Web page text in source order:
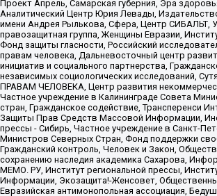
Проект Апрель, Самарская губерния, Эра
Аналитический Центр Юрия Левады,
имени Андрея Рылькова, Сфера, Центр СИБАЛЬТ,
правозащитная группа, Женщины Евразии,
Фонд защиты гласности, Российский
правам человека, Дальневосточный центр
инициатив и социального партнерства,
независимых социологических исследований,
ПРАВАМ ЧЕЛОВЕКА, Центр развития
Частное учреждение в Калининграде Совета
стран, Гражданское содействие, Трансперенси
Защиты Прав Средств Массовой Информации,
прессы - Сибирь, Частное учреждение в Санкт-
Министров Северных Стран, Фонд поддержки
Гражданский контроль, Человек и Закон,
сохранению наследия академика Сахарова,
МЕМО. РУ, Институт региональной прессы,
Информации, Экозащита!-Женсовет,
Евразийская антимонопольная ассоциация,